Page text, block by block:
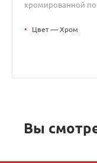
хромированной
• Цвет — Хром
Вы